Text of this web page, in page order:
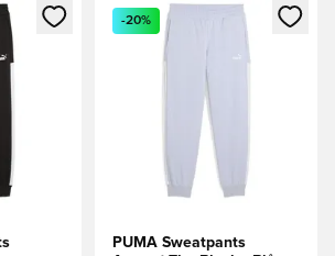
at logge ind eller tilmelde dig som
Åbner en Modal til at logge
-20%
PUMA Sweatpants